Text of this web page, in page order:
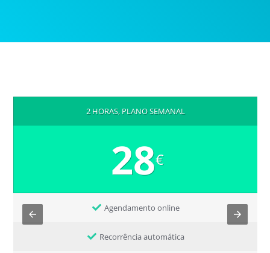
2 HORAS, PLANO SEMANAL
28€
Agendamento online
Recorrência automática